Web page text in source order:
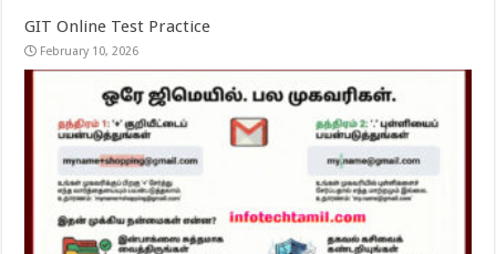
GIT Online Test Practice
February 10, 2026